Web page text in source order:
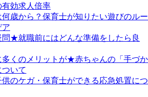
有効求人倍率
歳から？保育士が知りたい遊びのルー
ア
問★就職前にはどんな準備をしたら良
多くのメリットが★赤ちゃんの「手づか
いて
のケガ・保育士ができる応急処置につ